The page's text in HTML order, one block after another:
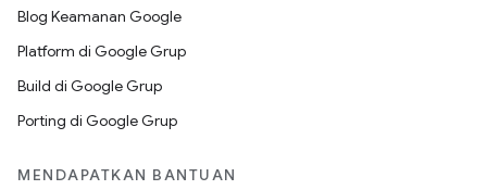
Blog Keamanan Google
Platform di Google Grup
Build di Google Grup
Porting di Google Grup
MENDAPATKAN BANTUAN